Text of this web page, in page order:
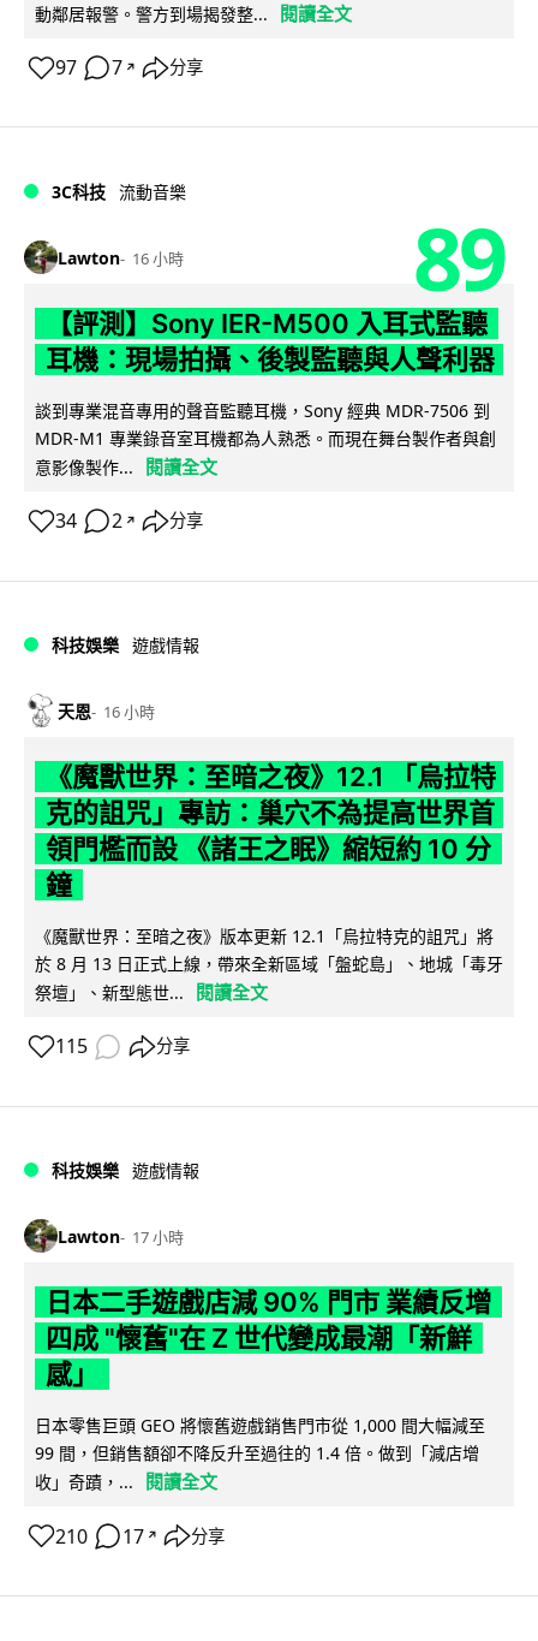
動鄰居報警。警方到場揭發整...
閱讀全文
97 7 ↗ 分享
3C科技 流動音樂
Lawton 16 小時 89
【評測】Sony IER-M500 入耳式監聽
耳機：現場拍攝、後製監聽與人聲利器
談到專業混音專用的聲音監聽耳機，Sony 經典 MDR-7506 到
MDR-M1 專業錄音室耳機都為人熟悉。而現在舞台製作者與創
意影像製作...
閱讀全文
34 2 ↗ 分享
科技娛樂 遊戲情報
天恩 16 小時
《魔獸世界：至暗之夜》12.1 「烏拉特
克的詛咒」專訪：巢穴不為提高世界首
領門檻而設 《諸王之眠》縮短約 10 分
鐘
《魔獸世界：至暗之夜》版本更新 12.1「烏拉特克的詛咒」將
於 8 月 13 日正式上線，帶來全新區域「盤蛇島」、地城「毒牙
祭壇」、新型態世...
閱讀全文
115 分享
科技娛樂 遊戲情報
Lawton 17 小時
日本二手遊戲店減 90% 門市 業績反增
四成 "懷舊"在 Z 世代變成最潮「新鮮
感」
日本零售巨頭 GEO 將懷舊遊戲銷售門市從 1,000 間大幅減至
99 間，但銷售額卻不降反升至過往的 1.4 倍。做到「減店增
收」奇蹟，...
閱讀全文
210 17 ↗ 分享